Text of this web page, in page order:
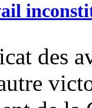
des